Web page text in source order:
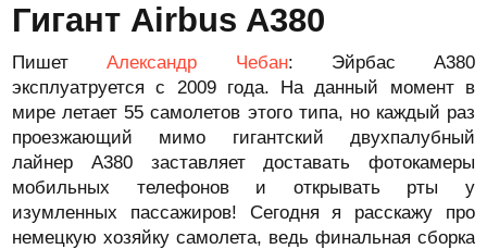
Гигант Airbus A380
ПишетАлександр Чебан: Эйрбас А380
эксплуатруется с 2009 года. На данный момент в
мире летает 55 самолетов этого типа, но каждый раз
проезжающий мимо гигантский двухпалубный
лайнер А380 заставляет доставать фотокамеры
мобильных телефонов и открывать рты у
изумленных пассажиров! Сегодня я расскажу про
немецкую хозяйку самолета, ведь финальная сборка